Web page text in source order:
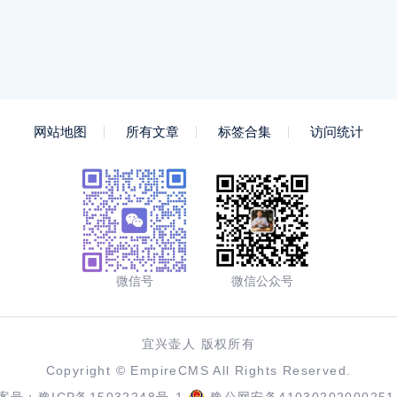
网站地图 所有文章 标签合集 访问统计
微信号 微信公众号
宜兴壶人 版权所有
Copyright © EmpireCMS All Rights Reserved.